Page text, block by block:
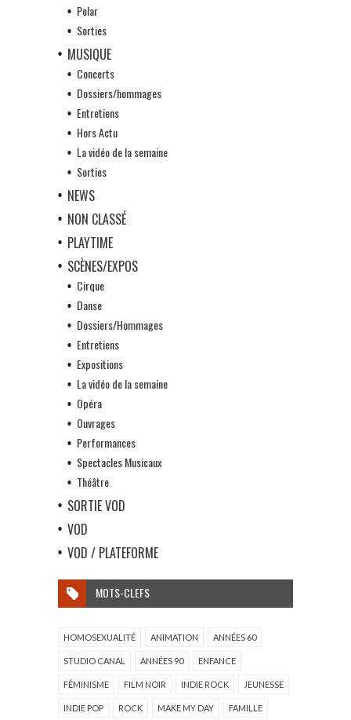
Polar
Sorties
MUSIQUE
Concerts
Dossiers/hommages
Entretiens
Hors Actu
La vidéo de la semaine
Sorties
NEWS
NON CLASSÉ
PLAYTIME
SCÈNES/EXPOS
Cirque
Danse
Dossiers/Hommages
Entretiens
Expositions
La vidéo de la semaine
Opéra
Ouvrages
Performances
Spectacles Musicaux
Théâtre
SORTIE VOD
VOD
VOD / PLATEFORME
MOTS-CLEFS
HOMOSEXUALITÉ ANIMATION ANNÉES 60
STUDIO CANAL ANNÉES 90 ENFANCE
FÉMINISME FILM NOIR INDIE ROCK JEUNESSE
INDIE POP ROCK MAKE MY DAY FAMILLE